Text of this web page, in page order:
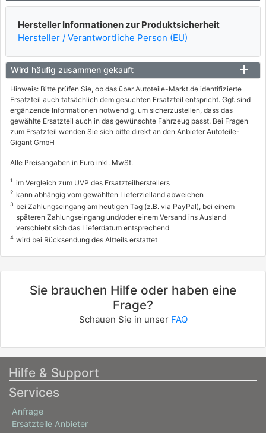
2.4 16V
125 / 170
08/2008 - 12/2012
7107AAR, 7107AAS, 7107ACC
7107ACD
MITSUBISHI
OUTLANDER II (CW_W)
2.0 DI-D (CW8W)
7107ACI
MITSUBISHI
OUTLANDER II (CW_W)
2.2 DI-D 4WD
08/2007 - 11/2012
7107ABV, 7107ACE
MITSUBISHI
OUTLANDER II (CW_W)
125 / 170
11/2006 - 11/2012
MITSUBISHI
Hersteller Informationen zur Produktsicherheit
Hersteller / Verantwortliche Person (EU)
Wird häufig zusammen gekauft
Hinweis: Bitte prüfen Sie, ob das über Autoteile-Markt.de identifizierte
Ersatzteil auch tatsächlich dem gesuchten Ersatzteil entspricht. Ggf. sind
ergänzende Informationen notwendig, um sicherzustellen, dass das
gewählte Ersatzteil auch in das gewünschte Fahrzeug passt. Bei Fragen
zum Ersatzteil wenden Sie sich bitte direkt an den Anbieter Autoteile-
Gigant GmbH
Alle Preisangaben in Euro inkl. MwSt.
1 im Vergleich zum UVP des Ersatzteilherstellers
2 kann abhängig vom gewählten Lieferzielland abweichen
3 bei Zahlungseingang am heutigen Tag (z.B. via PayPal), bei einem
späteren Zahlungseingang und/oder einem Versand ins Ausland
verschiebt sich das Lieferdatum entsprechend
4 wird bei Rücksendung des Altteils erstattet
Sie brauchen Hilfe oder haben eine
Frage?
Schauen Sie in unser FAQ
Hilfe & Support
Services
Anfrage
Ersatzteile Anbieter